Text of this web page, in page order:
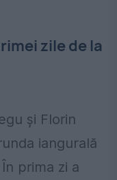
zile de la
și Florin
iangurală
prima zi a